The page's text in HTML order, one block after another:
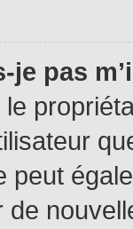
je pas
peut